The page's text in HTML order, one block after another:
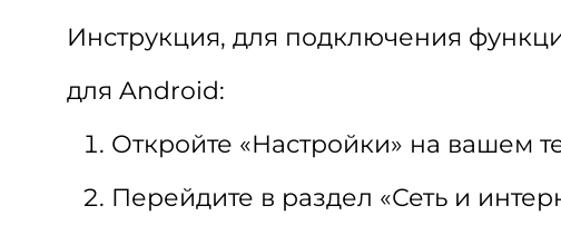
Инструкция, для подключения
для Android:
Откройте «Настройки» на вашем
Перейдите в раздел «Сеть и